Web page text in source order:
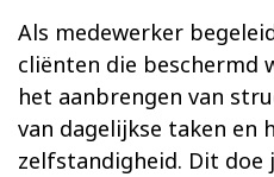
Als medewerker
cliënten die beschermd
het aanbrengen van
van dagelijkse taken en
zelfstandigheid. Dit doe